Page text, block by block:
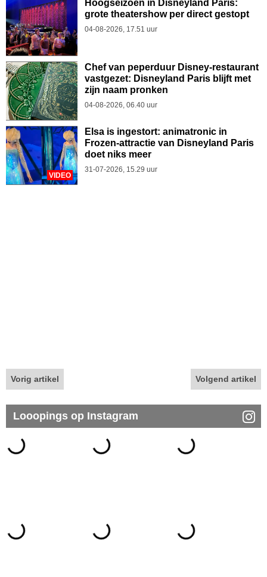
Hoogseizoen in Disneyland Paris:
grote theatershow per direct gestopt
04-08-2026, 17.51 uur
Chef van peperduur Disney-restaurant
vastgezet: Disneyland Paris blijft met
zijn naam pronken
04-08-2026, 06.40 uur
VIDEO
Elsa is ingestort: animatronic in
Frozen-attractie van Disneyland Paris
doet niks meer
31-07-2026, 15.29 uur
Vorig artikel Volgend artikel
Looopings op Instagram